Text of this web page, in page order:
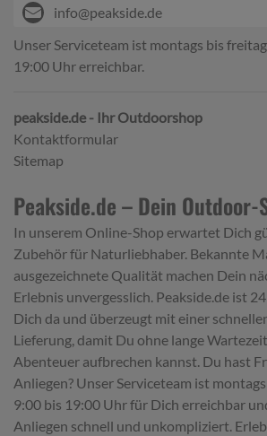
info@peakside.de
Unser Serviceteam ist montags bis
19:00 Uhr erreichbar.
peakside.de - Ihr Outdoorshop
Kontaktformular
Sitemap
Peakside.de – Dein Outdoor-
In unserem Online-Shop erwartet Dich
Zubehör für Naturliebhaber. Bekannte
ausgezeichnete Qualität machen Dein
Erlebnis unvergesslich. Peakside.de ist
Dich da und überzeugt mit einer
Lieferung, damit Du ohne lange
Abenteuer aufbrechen kannst. Du hast
Anliegen? Unser Serviceteam ist
9:00 bis 19:00 Uhr für Dich erreichbar
Anliegen schnell und unkompliziert.